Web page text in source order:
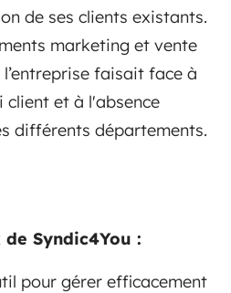
de ses clients existants.
marketing et vente
faisait face à
client et à l'absence
différents départements.
Syndic4You :
pour gérer efficacement